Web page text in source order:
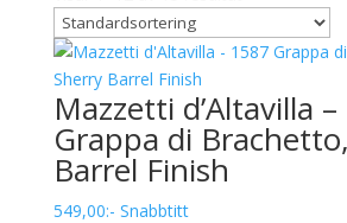
Mazzetti d’Altavilla
Grappa di
Barrel Finish
549,00:- Snabbtitt